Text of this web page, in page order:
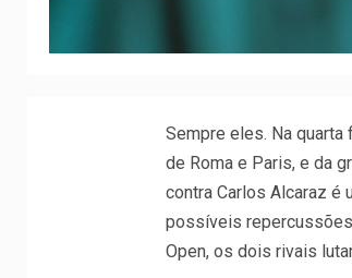
Sempre eles. Na
de Roma e Paris, e da
contra Carlos Alcaraz é
possíveis repercussões
Open, os dois rivais